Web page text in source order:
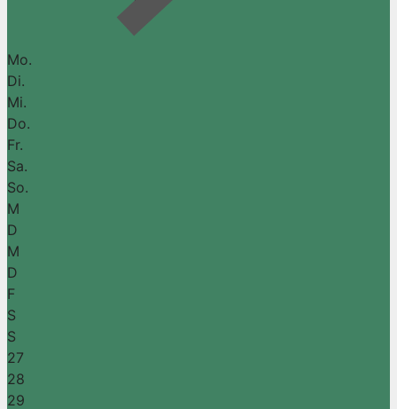
Mo.
Di.
Mi.
Do.
Fr.
Sa.
So.
M
D
M
D
F
S
S
27
28
29